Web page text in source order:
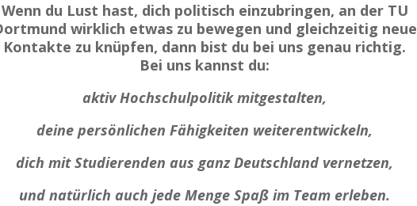
Wenn du Lust hast, dich politisch einzubringen, an der TU
wirklich etwas zu bewegen und gleichzeitig neue
Kontakte zu knüpfen, dann bist du bei uns genau richtig.
Bei uns kannst du:
aktiv Hochschulpolitik mitgestalten,
deine persönlichen Fähigkeiten weiterentwickeln,
dich mit Studierenden aus ganz Deutschland vernetzen,
und natürlich auch jede Menge Spaß im Team erleben.